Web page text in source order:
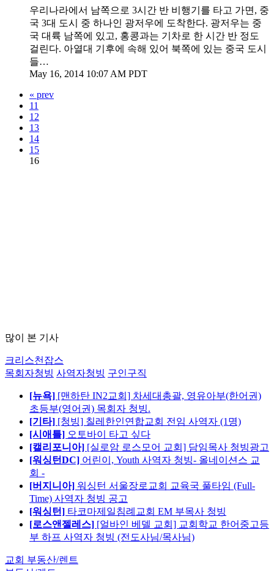
우리나라에서 남쪽으로 3시간 반 비행기를 타고 가면, 중
국 3대 도시 중 하나인 광저우에 도착한다. 광저우는 중
국 대륙 남쪽에 있고, 홍콩과는 기차로 한 시간 반 정도
걸린다. 아열대 기후에 속해 있어 북쪽에 있는 중국 도시
들…
May 16, 2014 10:07 AM PDT
« prev
11
12
13
14
15
16
많이 본 기사
크리스천잡스
목회자청빙 사역자청빙 구인구직
[뉴욕] [맨하탄 IN2교회] 차세대총괄, 영유아부(한어권)
초등부(영어권) 목회자 청빙.
[기타] [청빙] 칠레한인연합교회 전임 사역자 (1명)
[시애틀] 오토바이 타고 싶다
[캘리포니아] [실로암 로스모어 교회] 담임목사 청빙광고
[워싱턴DC] 어린이, Youth 사역자 청빙- 올네이션스 교
회 -
[버지니아] 워싱턴 서울장로교회 교육국 풀타임 (Full-
Time) 사역자 청빙 공고
[워싱턴] 타코마제일침례교회 EM 부목사 청빙
[로스앤젤레스] [얼바인 베델 교회] 교회학교 한어중고등
부 하프 사역자 청빙 (전도사님/목사님)
교회 부동산/렌트